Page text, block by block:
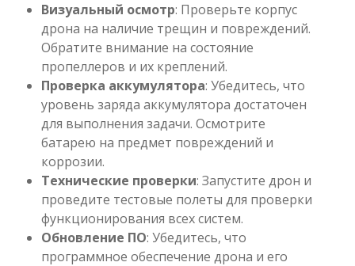
Визуальный осмотр: Проверьте корпус
дрона на наличие трещин и повреждений.
Обратите внимание на состояние
пропеллеров и их креплений.
Проверка аккумулятора: Убедитесь, что
уровень заряда аккумулятора достаточен
для выполнения задачи. Осмотрите
батарею на предмет повреждений и
коррозии.
Технические проверки: Запустите дрон и
проведите тестовые полеты для проверки
функционирования всех систем.
Обновление ПО: Убедитесь, что
программное обеспечение дрона и его